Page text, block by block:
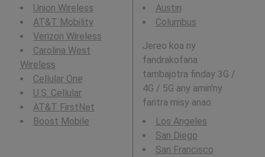
Union Wireless
AT&T Mobility
Verizon Wireless
Carolina West
Wireless
Cellular One
U.S. Cellular
AT&T FirstNet
Boost Mobile
Austin
Columbus
Jereo koa ny
fandrakofana
tambajotra finday 3G /
4G / 5G any amin'ny
faritra misy anao:
Los Angeles
San Diego
San Francisco